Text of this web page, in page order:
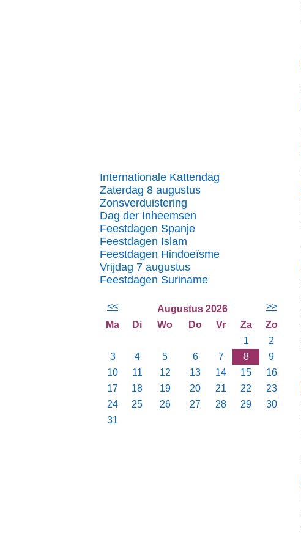
Internationale Kattendag
Zaterdag 8 augustus
Zonsverduistering
Dag der Inheemsen
Feestdagen Spanje
Feestdagen Islam
Feestdagen Hindoeïsme
Vrijdag 7 augustus
Feestdagen Suriname
<< Augustus 2026
>>
Ma
Di Wo Do Vr Za
Zo
1
2
3
4 5 6 7 8
9
10
11 12 13 14 15
16
17
18 19 20 21 22
23
24
25 26 27 28 29
30
31